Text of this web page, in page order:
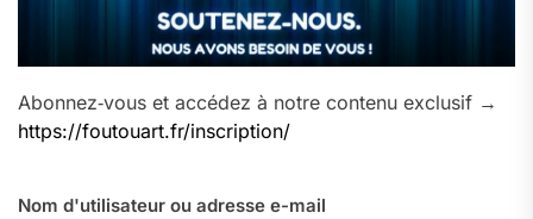
Abonnez‑vous et accédez à notre contenu exclusif →
https://foutouart.fr/inscription/
Nom d'utilisateur ou adresse e-mail